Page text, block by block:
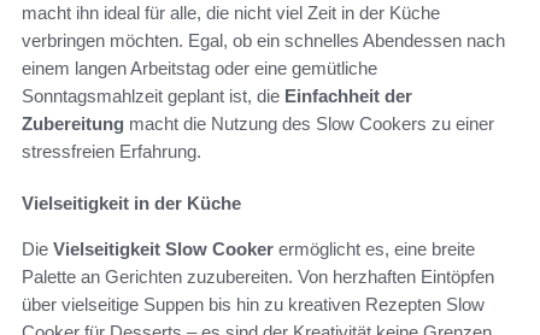
macht ihn ideal für alle, die nicht viel Zeit in der Küche
verbringen möchten. Egal, ob ein schnelles Abendessen nach
einem langen Arbeitstag oder eine gemütliche
Sonntagsmahlzeit geplant ist, die Einfachheit der
Zubereitung macht die Nutzung des Slow Cookers zu einer
stressfreien Erfahrung.
Vielseitigkeit in der Küche
Die Vielseitigkeit Slow Cooker ermöglicht es, eine breite
Palette an Gerichten zuzubereiten. Von herzhaften Eintöpfen
über vielseitige Suppen bis hin zu kreativen Rezepten Slow